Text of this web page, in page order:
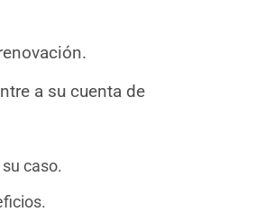
a su cuenta de
caso.